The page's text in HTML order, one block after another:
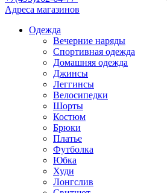
Адреса магазинов
Одежда
Вечерние наряды
Спортивная одежда
Домашняя одежда
Джинсы
Леггинсы
Велосипедки
Шорты
Костюм
Брюки
Платье
Футболка
Юбка
Худи
Лонгслив